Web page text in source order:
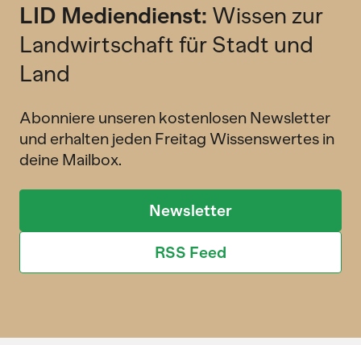
LID Mediendienst: Wissen zur
Landwirtschaft für Stadt und
Land
Abonniere unseren kostenlosen Newsletter
und erhalten jeden Freitag Wissenswertes in
deine Mailbox.
Newsletter
RSS Feed